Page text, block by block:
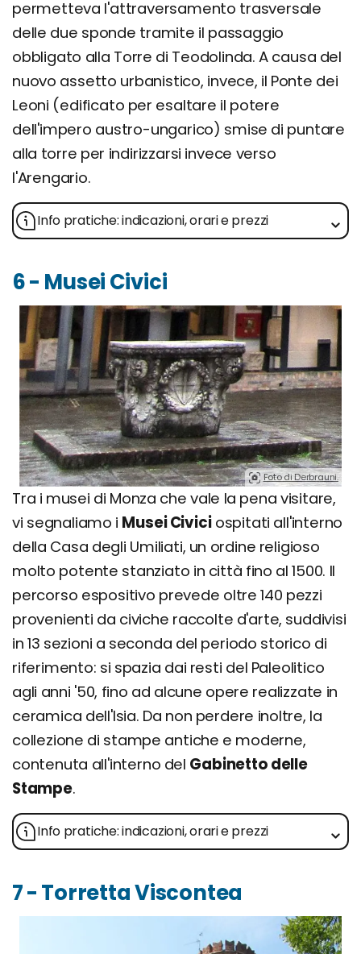
permetteva l'attraversamento trasversale
delle due sponde tramite il passaggio
obbligato alla Torre di Teodolinda. A causa del
nuovo assetto urbanistico, invece, il Ponte dei
Leoni (edificato per esaltare il potere
dell'impero austro-ungarico) smise di puntare
alla torre per indirizzarsi invece verso
l'Arengario.
Info pratiche: indicazioni, orari e prezzi
6 - Musei Civici
Foto di Derbrauni.
Tra i musei di Monza che vale la pena visitare,
vi segnaliamo i Musei Civiciospitati all'interno
della Casa degli Umiliati, un ordine religioso
molto potente stanziato in città fino al 1500. Il
percorso espositivo prevede oltre 140 pezzi
provenienti da civiche raccolte d'arte, suddivisi
in 13 sezioni a seconda del periodo storico di
riferimento: si spazia dai resti del Paleolitico
agli anni '50, fino ad alcune opere realizzate in
ceramica dell'Isia. Da non perdere inoltre, la
collezione di stampe antiche e moderne,
contenuta all'interno del Gabinetto delle
Stampe.
Info pratiche: indicazioni, orari e prezzi
7 - Torretta Viscontea